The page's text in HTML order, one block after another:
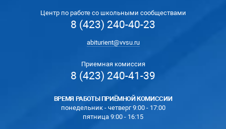
Центр по работе со школьными сообществами
8 (423) 240-40-23
abiturient@vvsu.ru
Приемная комиссия
8 (423) 240-41-39
ВРЕМЯ РАБОТЫ ПРИЁМНОЙ КОМИССИИ
понедельник - четверг 9:00 - 17:00
пятница 9:00 - 16:15